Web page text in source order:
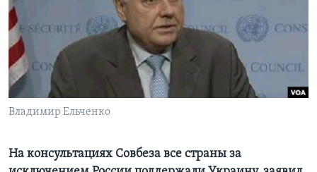
Learning English
СОЦИАЛЬНЫЕ СЕТИ
Владимир Ельченко
На консультациях Совбеза все страны за